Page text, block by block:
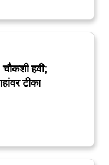
हवी;
टीका